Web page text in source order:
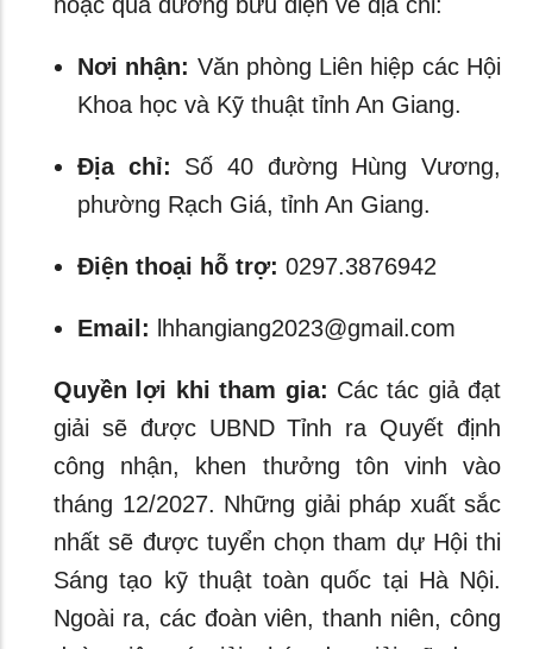
Nơi nhận: Văn phòng Liên hiệp các Hội
Khoa học và Kỹ thuật tỉnh An Giang.
Địa chỉ: Số 40 đường Hùng Vương,
phường Rạch Giá, tỉnh An Giang.
Điện thoại hỗ trợ: 0297.3876942
Email: lhhangiang2023@gmail.com
Quyền lợi khi tham gia: Các tác giả đạt
giải sẽ được UBND Tỉnh ra Quyết định
công nhận, khen thưởng tôn vinh vào
tháng 12/2027. Những giải pháp xuất sắc
nhất sẽ được tuyển chọn tham dự Hội thi
Sáng tạo kỹ thuật toàn quốc tại Hà Nội.
Ngoài ra, các đoàn viên, thanh niên, công